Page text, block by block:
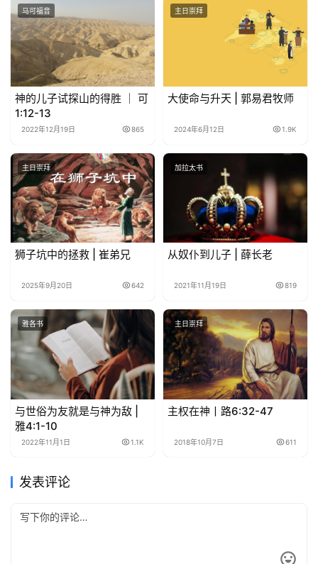
马可福音
神的儿子试探山的得胜 ｜ 可
1:12-13
2022年12月19日 865
主日崇拜
大使命与升天 | 郭易君牧师
2024年6月12日 1.9K
主日崇拜
狮子坑中的拯救 | 崔弟兄
2025年9月20日 642
加拉太书
从奴仆到儿子 | 薛长老
2021年11月19日 819
雅各书
与世俗为友就是与神为敌 |
雅4:1-10
2022年11月1日 1.1K
主日崇拜
主权在神丨路6:32-47
2018年10月7日 611
发表评论